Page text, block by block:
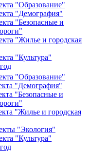
"Образование"
"Демография"
"Безопасные и
"Жилье и городская
"Культура"
"Образование"
"Демография"
"Безопасные и
"Жилье и городская
"Экология"
"Культура"